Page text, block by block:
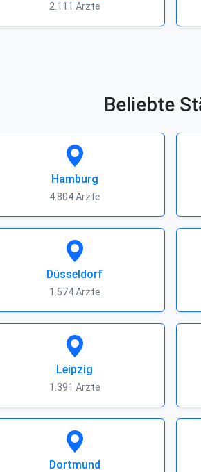
2.111 Ärzte
Beliebte
Hamburg
4.804 Ärzte
Düsseldorf
1.574 Ärzte
Leipzig
1.391 Ärzte
Dortmund